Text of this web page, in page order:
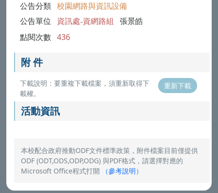
公告分類 校園網路與資訊設備
公告單位 資訊處-資網路組 張景皓
點閱次數 436
附 件
下載說明：要重複下載檔案，須重新取得下
載權。
重新下載
活動資訊
本校配合政府推動ODF文件標準政策，附件檔案目前僅提供
ODF (ODT,ODS,ODP,ODG) 與PDF格式，請選擇對應的
Microsoft Office程式打開
（參考說明）